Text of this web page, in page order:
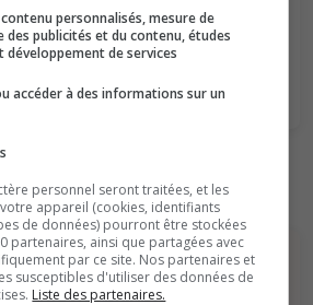
Staff du serveur
Disponibilité
sur le serveur
personnalisés, mesure de
des publicités et du contenu, études
développement de services
accéder à des informations sur un
personnel seront traitées, et les
appareil (cookies, identifiants
de données) pourront être stockées
partenaires, ainsi que partagées avec
par ce site. Nos partenaires et
susceptibles d'utiliser des données de
Liste des partenaires.